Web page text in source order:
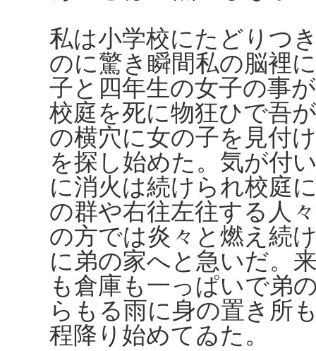
私は小学校にたどりつ
のに驚き瞬間私の脳裡
子と四年生の女子の事
校庭を死に物狂ひで吾
の横穴に女の子を見付
を探し始めた。気が付
に消火は続けられ校庭
の群や右往左往する人
の方では炎々と燃え続
に弟の家へと急いだ。
も倉庫も一っぱいで弟
らもる雨に身の置き所
程降り始めてゐた。